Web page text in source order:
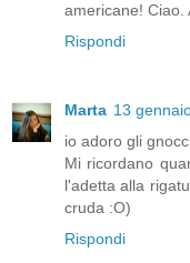
americane! Ciao.
Rispondi
Marta 13
io adoro gli
Mi ricordano
l'adetta alla
cruda :O)
Rispondi